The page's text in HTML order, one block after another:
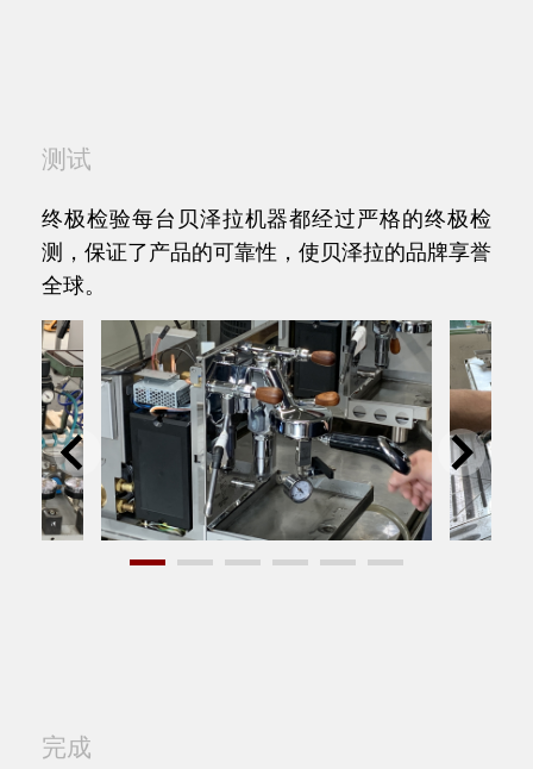
测试
终极检验每台贝泽拉机器都经过严格的终极检
测，保证了产品的可靠性，使贝泽拉的品牌享誉
全球。
完成